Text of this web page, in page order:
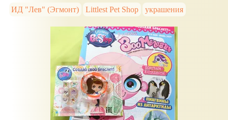
ИД "Лев" (Эгмонт)
Littlest Pet Shop украшения